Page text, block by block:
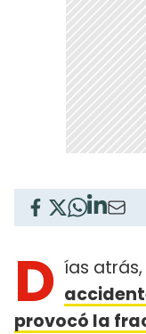
D ías atrás,
provocó la